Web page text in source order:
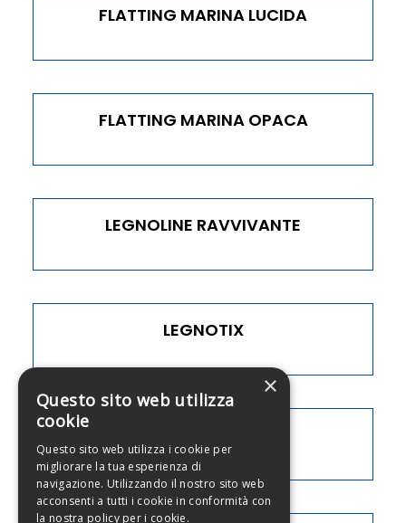
FLATTING MARINA LUCIDA
FLATTING MARINA OPACA
LEGNOLINE RAVVIVANTE
LEGNOTIX
×
Questo sito web utilizza
cookie
Questo sito web utilizza i cookie per
migliorare la tua esperienza di
navigazione. Utilizzando il nostro sito web
acconsenti a tutti i cookie in conformità con
la nostra policy per i cookie.